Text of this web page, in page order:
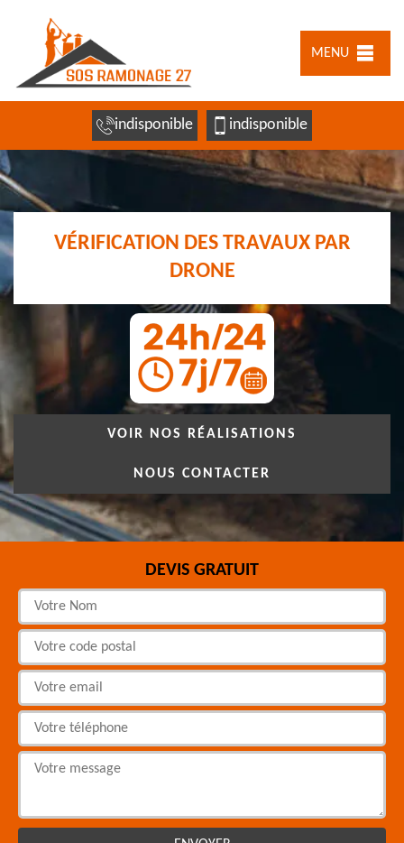
MENU
indisponible indisponible
VÉRIFICATION DES TRAVAUX PAR
DRONE
VOIR NOS RÉALISATIONS
NOUS CONTACTER
DEVIS GRATUIT